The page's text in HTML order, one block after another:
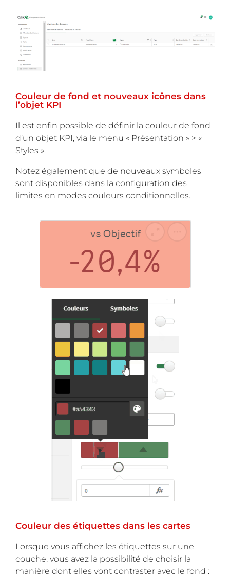
Couleur de fond et nouveaux icônes dans
l’objet KPI
Il est enfin possible de définir la couleur de fond
d’un objet KPI, via le menu « Présentation » > «
Styles ».
Notez également que de nouveaux symboles
sont disponibles dans la configuration des
limites en modes couleurs conditionnelles.
Couleur des étiquettes dans les cartes
Lorsque vous affichez les étiquettes sur une
couche, vous avez la possibilité de choisir la
manière dont elles vont contraster avec le fond :